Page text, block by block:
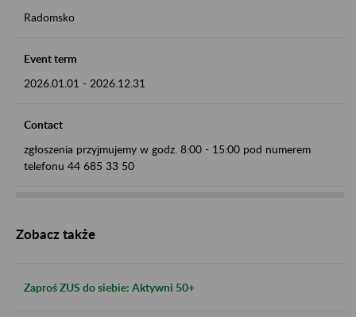
Radomsko
Event term
2026.01.01 - 2026.12.31
Contact
zgłoszenia przyjmujemy w godz. 8:00 - 15:00 pod numerem
telefonu 44 685 33 50
Zobacz także
Zaproś ZUS do siebie: Aktywni 50+